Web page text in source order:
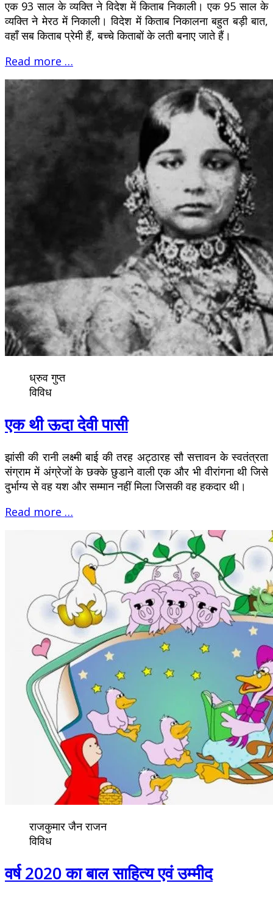
एक 93 साल के व्यक्ति ने विदेश में किताब निकाली। एक 95 साल के
व्यक्ति ने मेरठ में निकाली। विदेश में किताब निकालना बहुत बड़ी बात,
वहाँ सब किताब प्रेमी हैं, बच्चे किताबों के लती बनाए जाते हैं।
Read more …
ध्रुव गुप्त
विविध
एक थी ऊदा देवी पासी
झांसी की रानी लक्ष्मी बाई की तरह अट्ठारह सौ सत्तावन के स्वतंत्रता
संग्राम में अंग्रेजों के छक्के छुडाने वाली एक और भी वीरांगना थी जिसे
दुर्भाग्य से वह यश और सम्मान नहीं मिला जिसकी वह हकदार थी।
Read more …
राजकुमार जैन राजन
विविध
वर्ष 2020 का बाल साहित्य एवं उम्मीद